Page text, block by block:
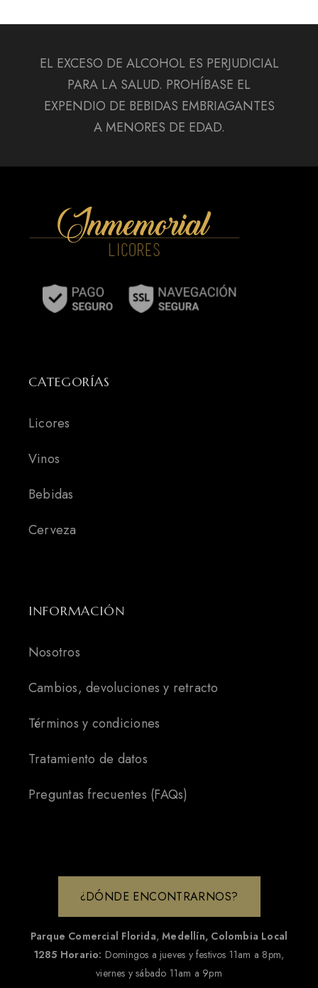
EL EXCESO DE ALCOHOL ES PERJUDICIAL
PARA LA SALUD. PROHÍBASE EL
EXPENDIO DE BEBIDAS EMBRIAGANTES
A MENORES DE EDAD.
CATEGORÍAS
Licores
Vinos
Bebidas
Cerveza
INFORMACIÓN
Nosotros
Cambios, devoluciones y retracto
Términos y condiciones
Tratamiento de datos
Preguntas frecuentes (FAQs)
¿DÓNDE ENCONTRARNOS?
Parque Comercial Florida,Medellín, Colombia Local
1285 Horario: Domingos a jueves y festivos 11am a 8pm,
viernes y sábado 11am a 9pm